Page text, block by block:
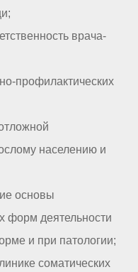
врача-
профилактических
населению и
основы
форм деятельности
и при патологии;
соматических